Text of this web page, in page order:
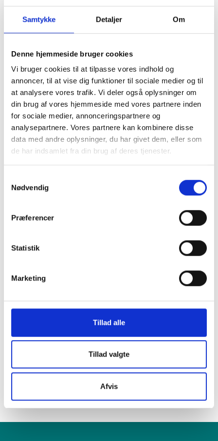
Samtykke Detaljer Om
Denne hjemmeside bruger cookies
Vi bruger cookies til at tilpasse vores indhold og
annoncer, til at vise dig funktioner til sociale medier og til
at analysere vores trafik. Vi deler også oplysninger om
din brug af vores hjemmeside med vores partnere inden
for sociale medier, annonceringspartnere og
analysepartnere. Vores partnere kan kombinere disse
data med andre oplysninger, du har givet dem, eller som
de har indsamlet fra din brug af deres tjenester.
Nødvendig
Præferencer
Statistik
Marketing
Tillad alle
Tillad valgte
Afvis
Kom og besøg
os i en af vores
mange
butikker i hele
Danmark
Find din lokale forretningher